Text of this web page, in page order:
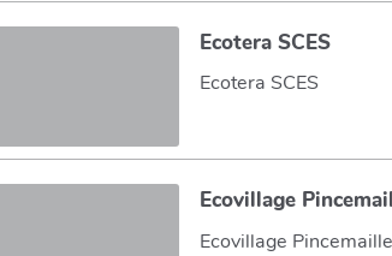
Ecotera SCES
Ecotera SCES
Ecovillage
Ecovillage Pincemaille